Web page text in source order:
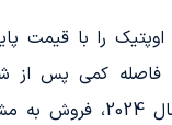
به فاصله کمی پس از
خودرو در اواخر سال